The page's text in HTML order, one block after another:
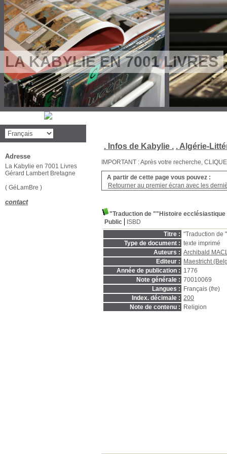
LA KABYLIE EN 7001 LIVRES
. Infos de Kabylie . . Algérie-
IMPORTANT : Après votre recherche,
A partir de cette page vous pouvez :
Retourner au premier écran avec les
"Traduction de ""Histoire
Public
ISBD
Titre : "Traduction de
Type de document : texte imprimé
Auteurs : Archibald
Editeur :
Maestricht
Année de publication : 1776
Note générale : 70010069
Langues :
Français (fre)
Index. décimale : 200
Note de contenu :
Religion
Adresse
La Kabylie en 7001 Livres
Gérard Lambert Bretagne
( GéLamBre )
contact